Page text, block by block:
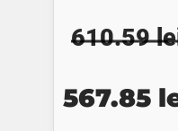
610.59
inițial
567.85